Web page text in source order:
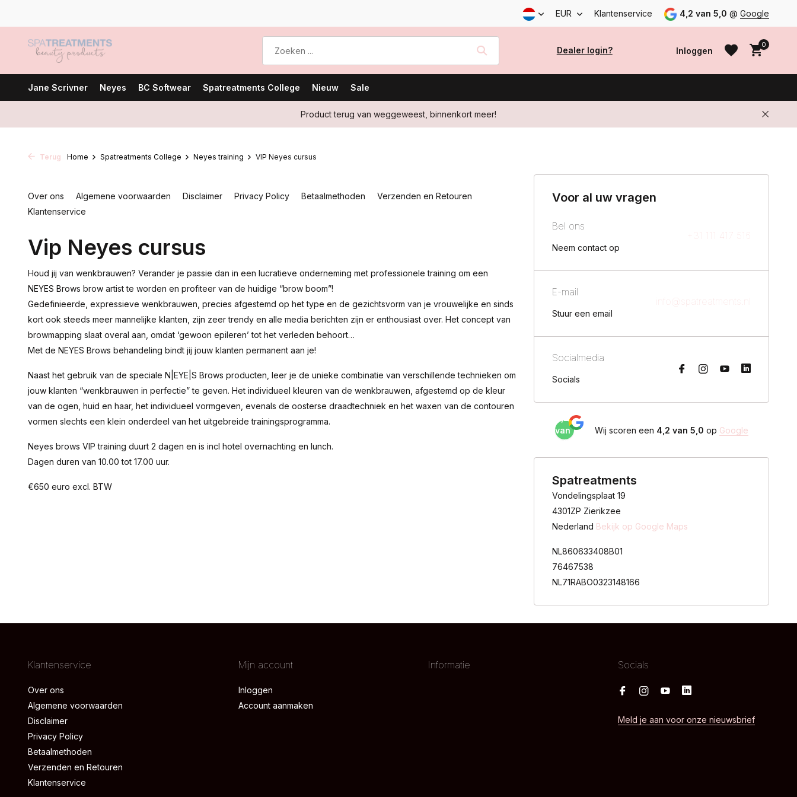
EUR Klantenservice 4,2 van 5,0 @ Google
Dealer login? Inloggen
0
Jane Scrivner Neyes BC Softwear Spatreatments College Nieuw Sale
Product terug van weggeweest, binnenkort meer!
Terug Home Spatreatments College Neyes training VIP Neyes cursus
Over ons Algemene voorwaarden Disclaimer Privacy Policy Betaalmethoden
Verzenden en Retouren
Klantenservice
Vip Neyes cursus
Houd jij van wenkbrauwen? Verander je passie dan in een lucratieve onderneming met professionele training om een ​​
NEYES Brows brow artist te worden en profiteer van de huidige “brow boom”!
Gedefinieerde, expressieve wenkbrauwen, precies afgestemd op het type en de gezichtsvorm van je vrouwelijke en sinds
kort ook steeds meer mannelijke klanten, zijn zeer trendy en alle media berichten zijn er enthousiast over. Het concept van
browmapping slaat overal aan, omdat ‘gewoon epileren’ tot het verleden behoort…
Met de NEYES Brows behandeling bindt jij jouw klanten permanent aan je!
Naast het gebruik van de speciale N|EYE|S Brows producten, leer je de unieke combinatie van verschillende technieken om
jouw klanten “wenkbrauwen in perfectie” te geven. Het individueel kleuren van de wenkbrauwen, afgestemd op de kleur
van de ogen, huid en haar, het individueel vormgeven, evenals de oosterse draadtechniek en het waxen van de contouren
vormen slechts een klein onderdeel van het uitgebreide trainingsprogramma.
Neyes brows VIP training duurt 2 dagen en is incl hotel overnachting en lunch.
Dagen duren van 10.00 tot 17.00 uur.
€650 euro excl. BTW
Voor al uw vragen
Bel ons
Neem contact op
+31 111 417 516
E-mail
Stuur een email
info@spatreatments.nl
Socialmedia
Socials
van
5,0
Wij scoren een 4,2 van 5,0 op Google
Spatreatments
Vondelingsplaat 19
4301ZP Zierikzee
Nederland Bekijk op Google Maps
NL860633408B01
76467538
NL71RABO0323148166
Klantenservice
Over ons
Algemene voorwaarden
Disclaimer
Privacy Policy
Betaalmethoden
Verzenden en Retouren
Klantenservice
Mijn account
Inloggen
Account aanmaken
Informatie Socials
Meld je aan voor onze nieuwsbrief